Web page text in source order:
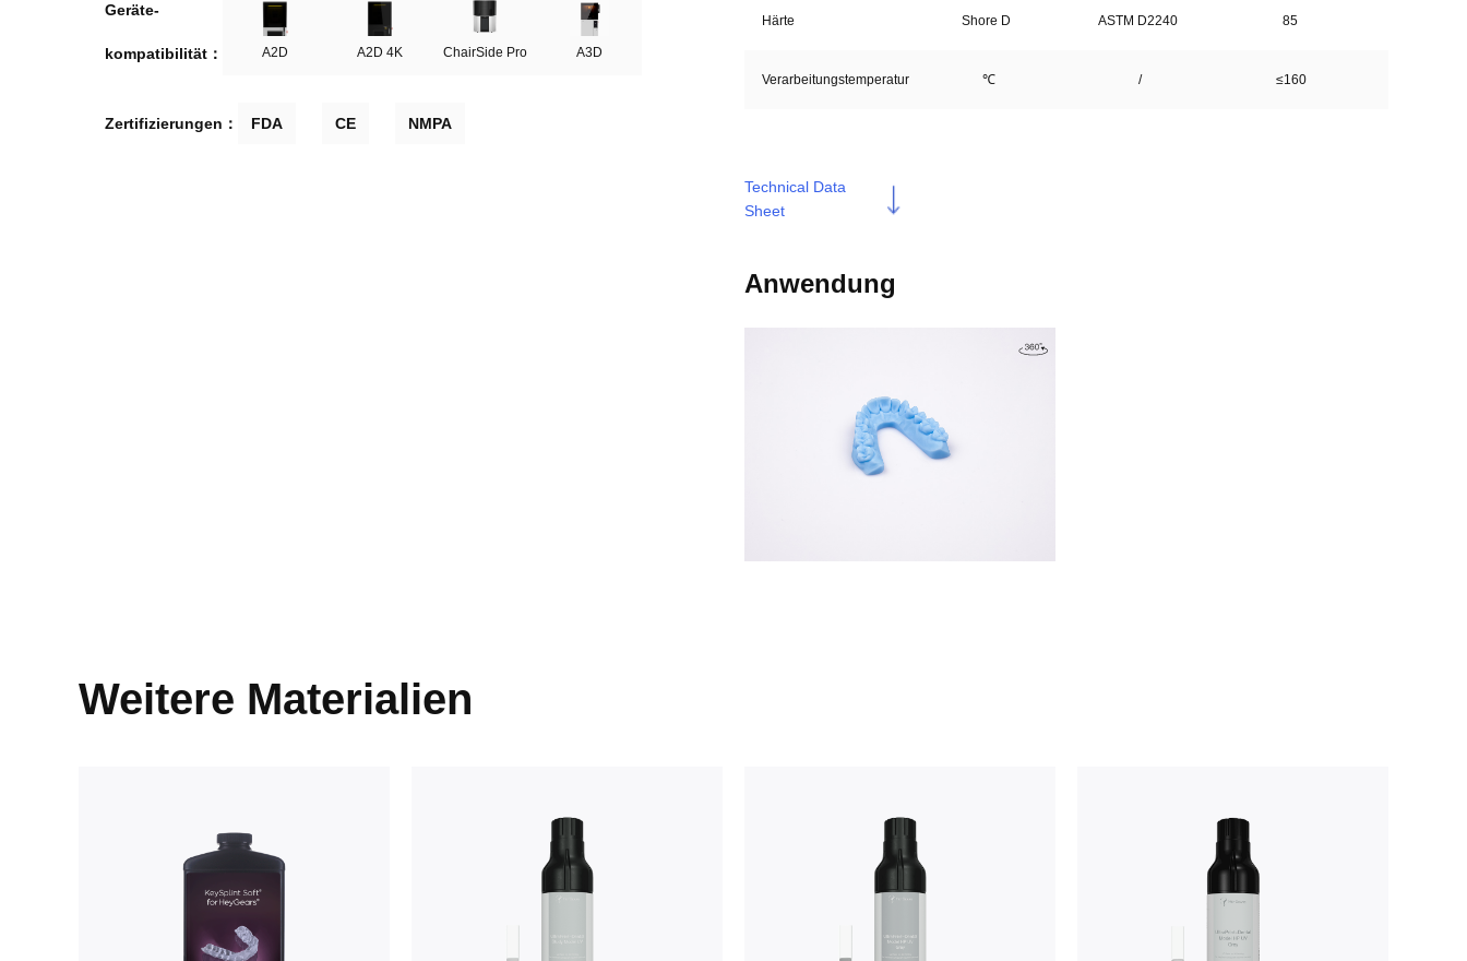
Geräte-
kompatibilität： A2D A2D 4K ChairSide Pro A3D
Zertifizierungen： FDA CE NMPA
Härte Shore D ASTM D2240 85
Verarbeitungstemperatur ℃ / ≤160
Technical Data
Sheet
Anwendung
Weitere Materialien